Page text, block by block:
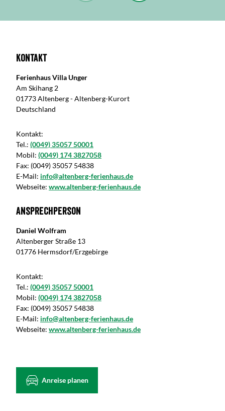
Kontakt
Ferienhaus Villa Unger
Am Skihang 2
01773 Altenberg - Altenberg-Kurort
Deutschland
Kontakt:
Tel.: (0049) 35057 50001
Mobil: (0049) 174 3827058
Fax: (0049) 35057 54838
E-Mail: info@altenberg-ferienhaus.de
Webseite: www.altenberg-ferienhaus.de
Ansprechperson
Daniel Wolfram
Altenberger Straße 13
01776 Hermsdorf/Erzgebirge
Kontakt:
Tel.: (0049) 35057 50001
Mobil: (0049) 174 3827058
Fax: (0049) 35057 54838
E-Mail: info@altenberg-ferienhaus.de
Webseite: www.altenberg-ferienhaus.de
Anreise planen